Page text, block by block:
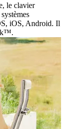
le clavier
iOS, Android. Il